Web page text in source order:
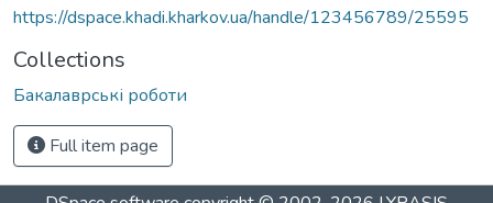
https://dspace.khadi.kharkov.ua/handle/123456789/25595
Collections
Бакалаврські роботи
Full item page